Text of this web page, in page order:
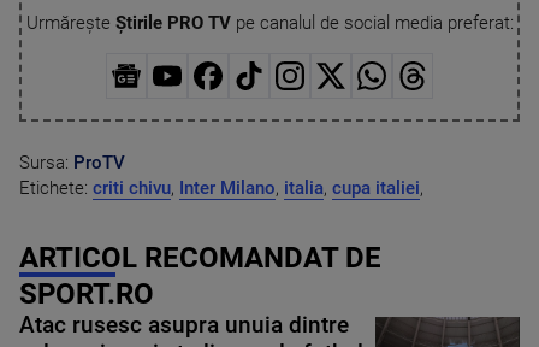
Urmărește Știrile PRO TVpe canalul de social media preferat:
Sursa: ProTV
Etichete: criti chivu, Inter Milano, italia, cupa italiei,
ARTICOL RECOMANDAT DE
SPORT.RO
Atac rusesc asupra unuia dintre